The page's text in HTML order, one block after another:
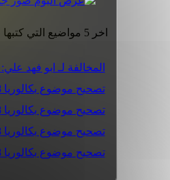
اخر 5 مواضيع التي كتبها جمال الدين
المخالفة لـ ابو فهد علي: مواضيعك مخالفة لتوجهات...
تصحيح موضوع بكالوريا 2018 في اللغة الفرنسية شعب...
تصحيح موضوع بكالوريا 2018 في الهندسة المدنية شعبة...
تصحيح موضوع بكالوريا 2018 في اللغة الإنجليزية شعب...
تصحيح موضوع بكالوريا 2018 في الهندسة الميكانيكية...